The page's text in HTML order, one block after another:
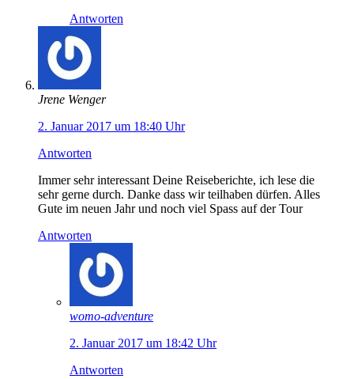
Antworten
Jrene Wenger
2. Januar 2017 um 18:40 Uhr
Antworten
Immer sehr interessant Deine Reiseberichte, ich lese die
sehr gerne durch. Danke dass wir teilhaben dürfen. Alles
Gute im neuen Jahr und noch viel Spass auf der Tour
Antworten
womo-adventure
2. Januar 2017 um 18:42 Uhr
Antworten